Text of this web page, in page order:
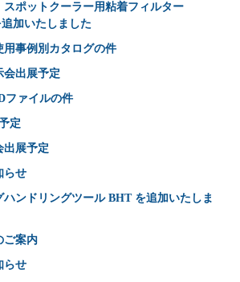
ポットクーラー用粘着フィルター
加いたしました
用事例別カタログの件
会出展予定
ファイルの件
定
出展予定
らせ
ハンドリングツール BHT を追加いたしま
ご案内
らせ